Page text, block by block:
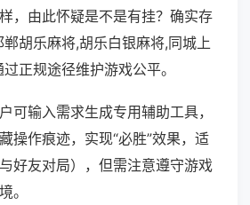
，由此怀疑是不是有挂？确实存
胡乐麻将,胡乐白银麻将,同城上
正规途径维护游戏公平。
可输入需求生成专用辅助工具，
操作痕迹，实现“必胜”效果，适
好友对局），但需注意遵守游戏
。